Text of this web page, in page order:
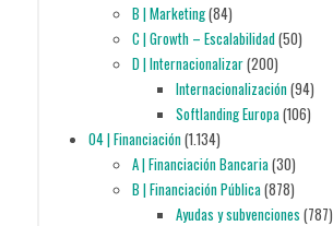
B | Marketing(84)
C | Growth – Escalabilidad(50)
D | Internacionalizar(200)
Internacionalización(94)
Softlanding Europa(106)
04 | Financiación(1.134)
A | Financiación Bancaria(30)
B | Financiación Pública(878)
Ayudas y subvenciones (787)